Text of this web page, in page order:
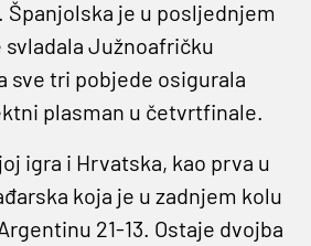
Španjolska je u posljednjem
Južnoafričku
sve tri pobjede osigurala
plasman u četvrtfinale.
igra i Hrvatska, kao prva u
koja je u zadnjem kolu
21-13. Ostaje dvojba